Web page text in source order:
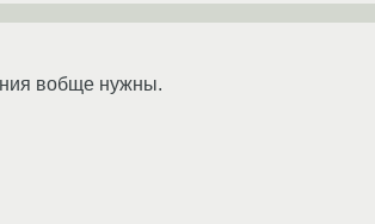
вобще нужны.